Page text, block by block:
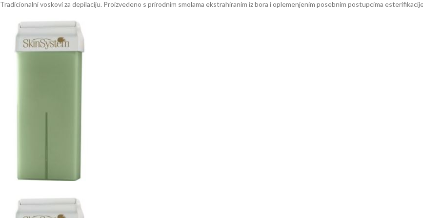
Tradicionalni voskovi za depilaciju. Proizvedeno s prirodnim smolama ekstrahiranim iz bora i oplemenjenim posebnim postupcima